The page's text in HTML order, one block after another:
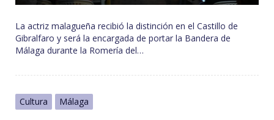
La actriz malagueña recibió la distinción en el Castillo de
Gibralfaro y será la encargada de portar la Bandera de
Málaga durante la Romería del…
Cultura Málaga